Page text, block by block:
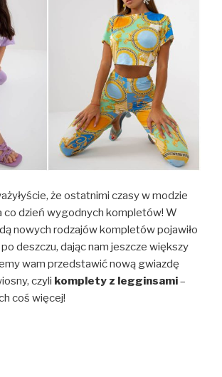
że ostatnimi czasy w modzie
co dzień wygodnych kompletów! W
nowych rodzajów kompletów pojawiło
deszczu, dając nam jeszcze większy
wam przedstawić nową gwiazdę
czyli komplety z legginsami–
coś więcej!